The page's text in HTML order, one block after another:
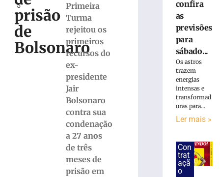
5
prisão
de
Bolsonaro
Primeira
Turma
rejeitou os
primeiros
recursos do
ex-
presidente
Jair
Bolsonaro
contra sua
condenação
a 27 anos
de três
meses de
prisão em
homologa
candidaturas
Jucineia
Ribeiro
Eckart
confira
as
previsões
para
sábado...
Os astros
trazem
energias
intensas e
transformad
oras para...
Ler mais »
Con
trat
açã
o